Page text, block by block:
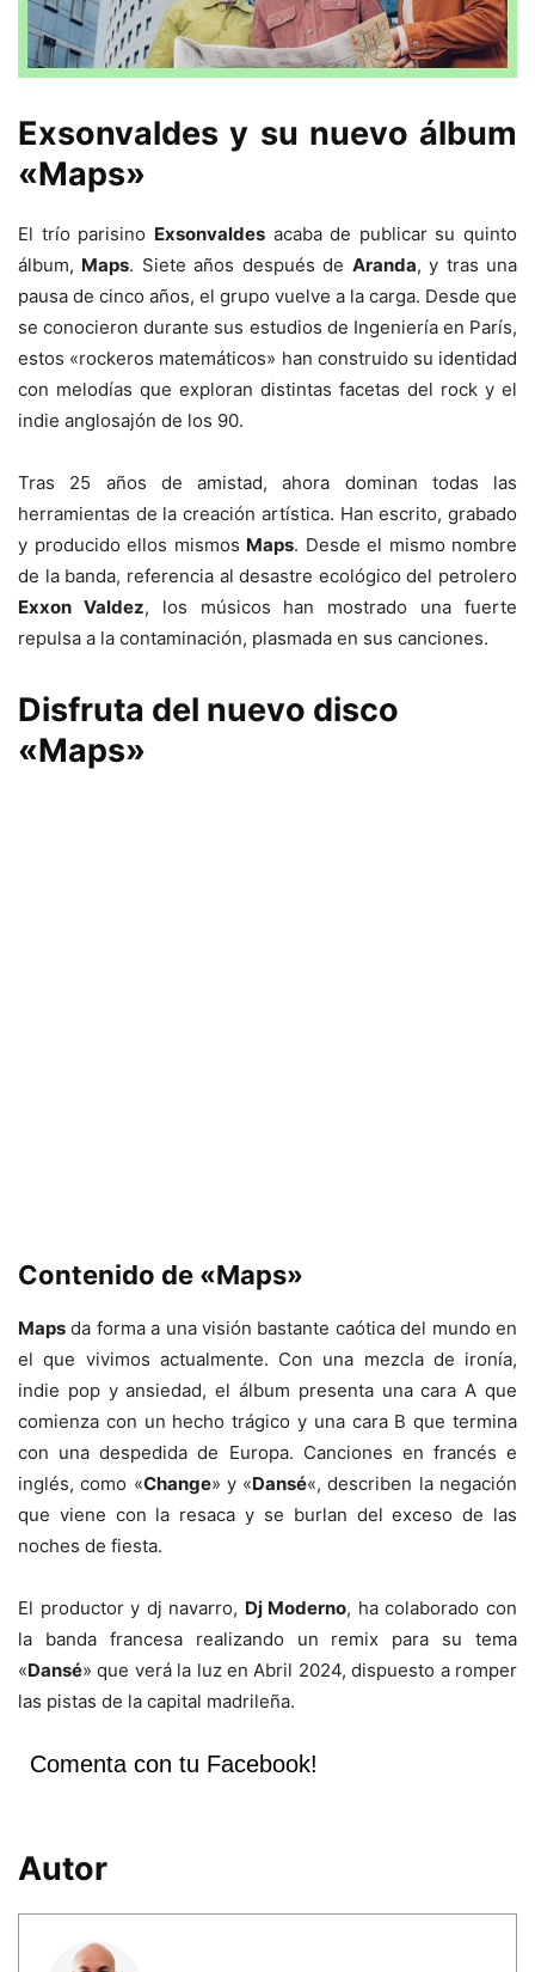
Exsonvaldes y su nuevo álbum
«Maps»
El trío parisino Exsonvaldesacaba de publicar su quinto
álbum, Maps. Siete años después de Aranda, y tras una
pausa de cinco años, el grupo vuelve a la carga. Desde que
se conocieron durante sus estudios de Ingeniería en París,
estos «rockeros matemáticos» han construido su identidad
con melodías que exploran distintas facetas del rock y el
indie anglosajón de los 90.
Tras 25 años de amistad, ahora dominan todas las
herramientas de la creación artística. Han escrito, grabado
y producido ellos mismos Maps. Desde el mismo nombre
de la banda, referencia al desastre ecológico del petrolero
Exxon Valdez, los músicos han mostrado una fuerte
repulsa a la contaminación, plasmada en sus canciones.
Disfruta del nuevo disco
«Maps»
Contenido de «Maps»
Maps da forma a una visión bastante caótica del mundo en
el que vivimos actualmente. Con una mezcla de ironía,
indie pop y ansiedad, el álbum presenta una cara A que
comienza con un hecho trágico y una cara B que termina
con una despedida de Europa. Canciones en francés e
inglés, como «Change» y «Dansé«, describen la negación
que viene con la resaca y se burlan del exceso de las
noches de fiesta.
El productor y dj navarro, Dj Moderno, ha colaborado con
la banda francesa realizando un remix para su tema
«Dansé» que verá la luz en Abril 2024, dispuesto a romper
las pistas de la capital madrileña.
Comenta con tu Facebook!
Autor